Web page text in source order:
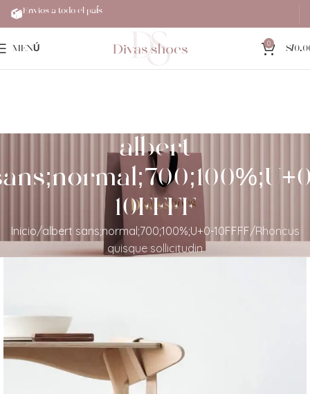
MENÚ 0 S/
albert
10FFFF
Inicio albert sans;normal;700;100%;U+0-10FFFF Rhoncus
quisque sollicitudin
Envios a todo el país